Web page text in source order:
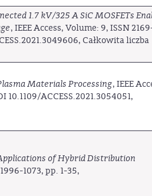
1.7 kV/325 A SiC MOSFETs
, IEEE Access, Volume: 9, ISSN
Całkowita liczba
Materials Processing, IEEE
10.1109/ACCESS.2021.3054051,
of Hybrid Distribution
1073, pp. 1-35,